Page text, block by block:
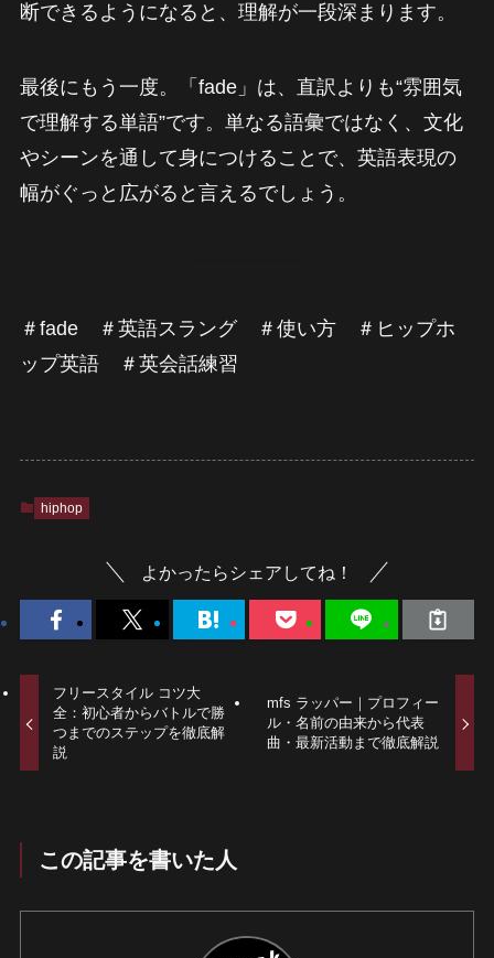
断できるようになると、理解が一段深まります。
最後にもう一度。「fade」は、直訳よりも“雰囲気
で理解する単語”です。単なる語彙ではなく、文化
やシーンを通して身につけることで、英語表現の
幅がぐっと広がると言えるでしょう。
＃fade ＃英語スラング ＃使い方 ＃ヒップホ
ップ英語 ＃英会話練習
hiphop
よかったらシェアしてね！
フリースタイル コツ大
全：初心者からバトルで勝
つまでのステップを徹底解
説
mfs ラッパー｜プロフィー
ル・名前の由来から代表
曲・最新活動まで徹底解説
この記事を書いた人